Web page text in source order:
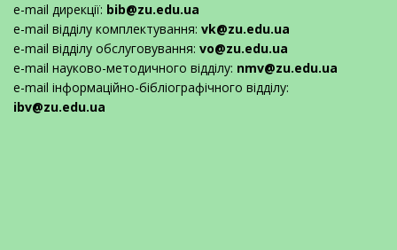
e-mail дирекції: bib@zu.edu.ua
e-mail відділу комплектування: vk@zu.edu.ua
e-mail відділу обслуговування: vo@zu.edu.ua
e-mail науково-методичного відділу: nmv@zu.edu.ua
e-mail інформаційно-бібліографічного відділу:
ibv@zu.edu.ua